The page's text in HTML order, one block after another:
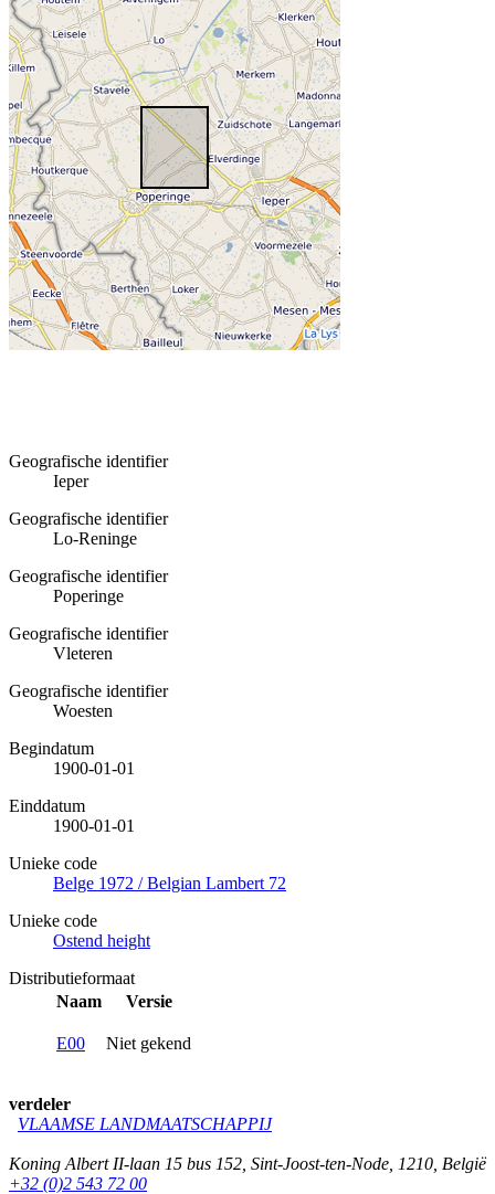
Geografische identifier
Ieper
Geografische identifier
Lo-Reninge
Geografische identifier
Poperinge
Geografische identifier
Vleteren
Geografische identifier
Woesten
Begindatum
1900-01-01
Einddatum
1900-01-01
Unieke code
Belge 1972 / Belgian Lambert 72
Unieke code
Ostend height
Distributieformaat
Naam
Versie
E00 Niet gekend
verdeler
VLAAMSE LANDMAATSCHAPPIJ
Koning Albert II-laan 15 bus 152 Sint-Joost-ten-Node 1210 België
+32 (0)2 543 72 00